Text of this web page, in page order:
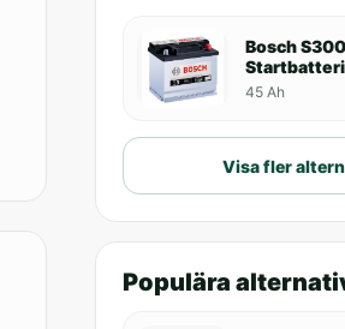
Bosch
Startbatteri
45 Ah
Visa fler
Populära